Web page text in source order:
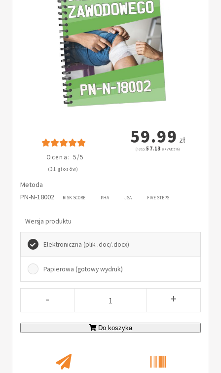
Ocena: 5/5
(31 głosów)
59.99 zł
(netto:57.13 zł + VAT: 5%)
Metoda
PN-N-18002
RISK SCORE PHA JSA FIVE STEPS
Wersja produktu
Elektroniczna (plik .doc/.docx)
Papierowa (gotowy wydruk)
- +
Do koszyka